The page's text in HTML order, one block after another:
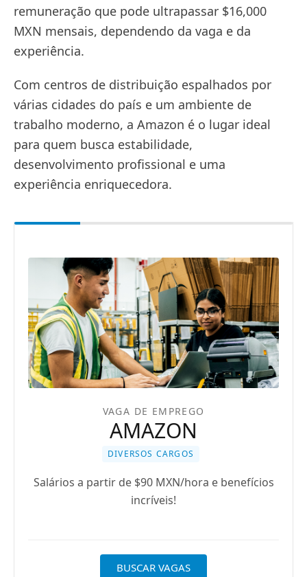
remuneração que pode ultrapassar $16,000
MXN mensais, dependendo da vaga e da
experiência.
Com centros de distribuição espalhados por
várias cidades do país e um ambiente de
trabalho moderno, a Amazon é o lugar ideal
para quem busca estabilidade,
desenvolvimento profissional e uma
experiência enriquecedora.
VAGA DE EMPREGO
AMAZON
DIVERSOS CARGOS
Salários a partir de $90 MXN/hora e benefícios
incríveis!
BUSCAR VAGAS